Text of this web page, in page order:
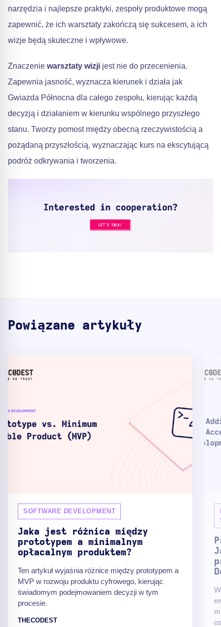
narzędzia i najlepsze praktyki, zespoły produktowe mogą
zapewnić, że ich warsztaty zakończą się sukcesem, a ich
wizje będą skuteczne i wpływowe.
Znaczenie warsztaty wizji jest nie do przecenienia.
Zapewnia jasność, wyznacza kierunek i działa jak
Gwiazda Północna dla całego zespołu, kierując każdą
decyzją i działaniem w kierunku wspólnego przyszłego
stanu. Tworzy pomost między obecną rzeczywistością a
pożądaną przyszłością, wyznaczając kurs na ekscytującą
podróż odkrywania i tworzenia.
Powiązane artykuły
SOFTWARE DEVELOPMENT
Jaka jest różnica między
prototypem a minimalnym
opłacalnym produktem?
Ten artykuł wyjaśnia różnice między prototypem a
MVP w rozwoju produktu cyfrowego, kierując
świadomym podejmowaniem decyzji w tym
procesie.
THECODEST